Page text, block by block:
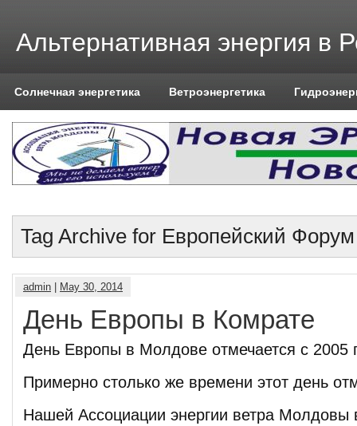
Альтернативная энергия в
Солнечная энергетика Ветроэнергетика
Tag Archive for Европейский Форум
admin May 30, 2014
День Европы в Комрате
День Европы в Молдове отмечается с 2005
Примерно столько же времени этот день
Нашей Ассоциации энергии ветра Молдовы